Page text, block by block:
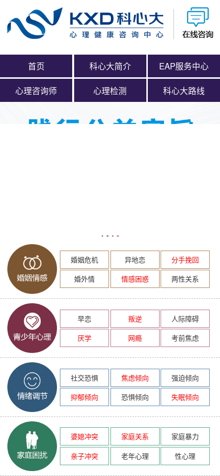
首页 科心大简介 EAP服务中心
心理咨询师 心理检测 科心大路线
婚姻危机 异地恋
分手挽回
婚外情
情感困惑 两性关系
早恋 叛逆
人际障碍
厌学
网瘾 考前焦虑
社交恐惧 焦虑倾向
强迫倾向
抑郁倾向
恐惧倾向 失眠倾向
婆媳冲突 家庭关系
家庭暴力
亲子冲突
老年心理 性心理